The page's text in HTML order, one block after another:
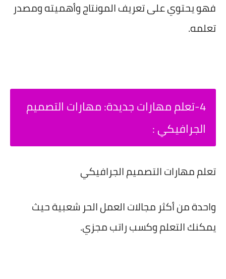
فهو يحتوي على تعريف المونتاج وأهميته ومصدر
تعلمه.
4-تعلم مهارات جديدة: مهارات التصميم
الجرافيكي :
تعلم مهارات التصميم الجرافيكي
واحدة من أكثر مجالات العمل الحر شعبية حيث
يمكنك التعلم وكسب راتب مجزي.